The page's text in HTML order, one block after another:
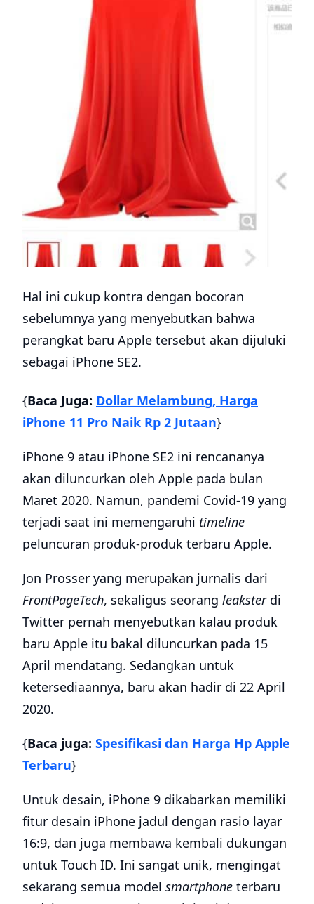
Hal ini cukup kontra dengan bocoran
sebelumnya yang menyebutkan bahwa
perangkat baru Apple tersebut akan dijuluki
sebagai iPhone SE2.
{Baca Juga: Dollar Melambung, Harga
iPhone 11 Pro Naik Rp 2 Jutaan}
iPhone 9 atau iPhone SE2 ini rencananya
akan diluncurkan oleh Apple pada bulan
Maret 2020. Namun, pandemi Covid-19 yang
terjadi saat ini memengaruhi timeline
peluncuran produk-produk terbaru Apple.
Jon Prosser yang merupakan jurnalis dari
FrontPageTech, sekaligus seorang leaksterdi
Twitter pernah menyebutkan kalau produk
baru Apple itu bakal diluncurkan pada 15
April mendatang. Sedangkan untuk
ketersediaannya, baru akan hadir di 22 April
2020.
{Baca juga: Spesifikasi dan Harga Hp Apple
Terbaru}
Untuk desain, iPhone 9 dikabarkan memiliki
fitur desain iPhone jadul dengan rasio layar
16:9, dan juga membawa kembali dukungan
untuk Touch ID. Ini sangat unik, mengingat
sekarang semua model smartphone terbaru